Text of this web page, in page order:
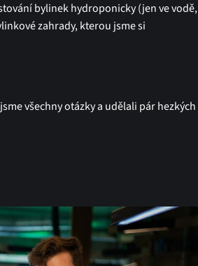
bylinek hydroponicky (jen ve vodě,
zahrady, kterou jsme si
všechny otázky a udělali pár hezkých